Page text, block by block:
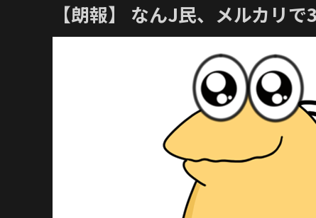
【朗報】 なんJ民、メルカリ